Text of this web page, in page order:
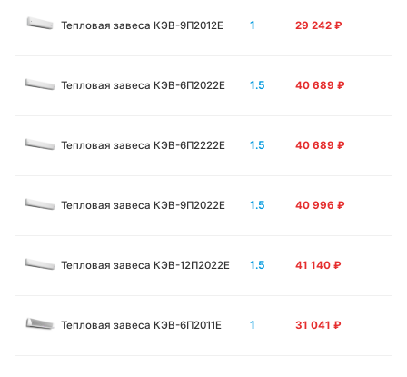
Тепловая завеса КЭВ-9П2012Е 1 29 242 ₽
Тепловая завеса КЭВ-6П2022Е 1.5 40 689 ₽
Тепловая завеса КЭВ-6П2222Е 1.5 40 689 ₽
Тепловая завеса КЭВ-9П2022Е 1.5 40 996 ₽
Тепловая завеса КЭВ-12П2022Е 1.5 41 140 ₽
Тепловая завеса КЭВ-6П2011E 1 31 041 ₽